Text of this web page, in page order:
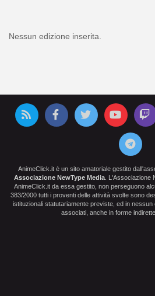
Nessun edizione inserita.
AnimeClick.it è un sito amatoriale gestito
Associazione NewType Media .
AnimeClick.it da essa gestito, non perseguono
383/2000 tutti i proventi delle attività svolte sono
istituzionali statutariamente previste, ed in
associati, anche in forme indirette.